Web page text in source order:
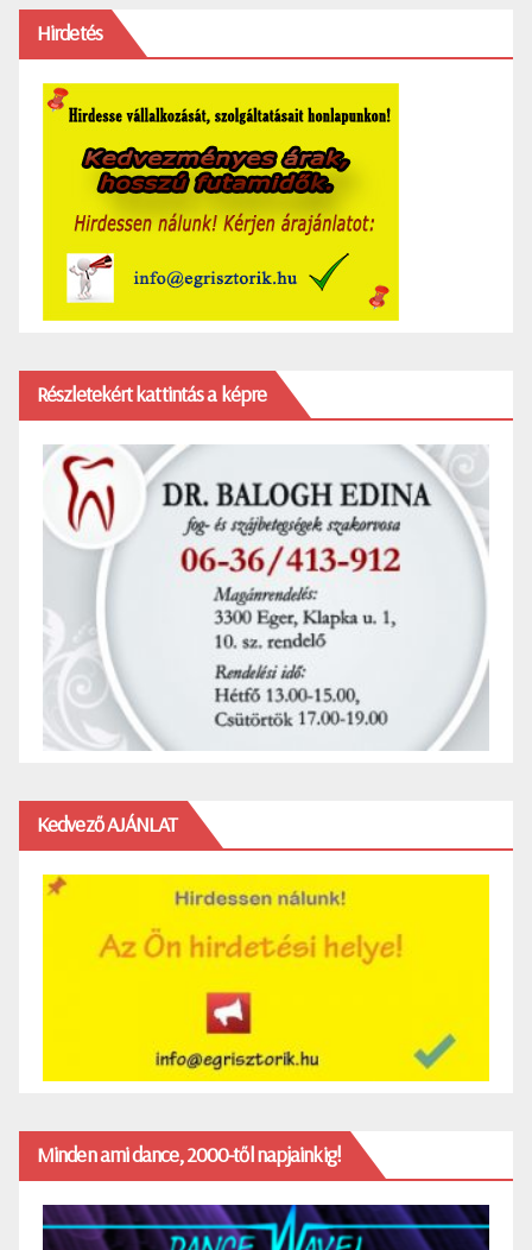
Hirdetés
Részletekért kattintás a képre
Kedvező AJÁNLAT
Minden ami dance, 2000-től napjainkig!